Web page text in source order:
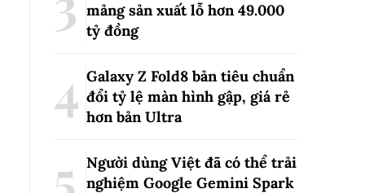
mảng sản xuất lỗ hơn 49.000
tỷ đồng
Galaxy Z Fold8 bản tiêu chuẩn
đổi tỷ lệ màn hình gập, giá rẻ
hơn bản Ultra
Người dùng Việt đã có thể trải
nghiệm Google Gemini Spark